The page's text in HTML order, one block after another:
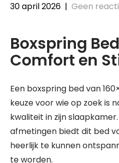
30 april 2026 | Geen
Boxspring
Comfort en
Een boxspring bed van
keuze voor wie op zoek is
kwaliteit in zijn
afmetingen biedt dit bed
heerlijk te kunnen
te worden.